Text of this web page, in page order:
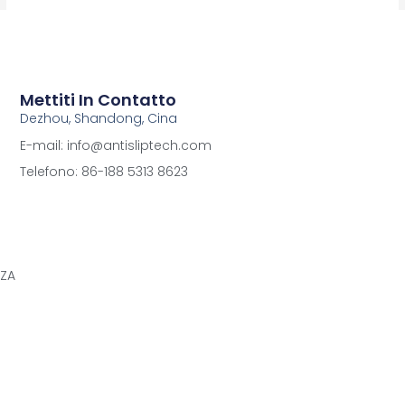
Mettiti In Contatto
Dezhou, Shandong, Cina
E-mail: info@antisliptech.com
Telefono: 86-188 5313 8623